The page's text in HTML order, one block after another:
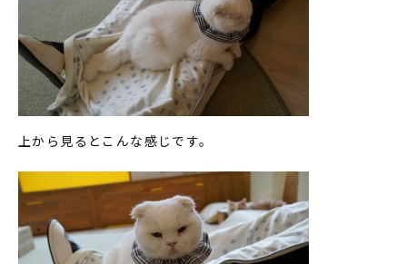
上から見るとこんな感じです。